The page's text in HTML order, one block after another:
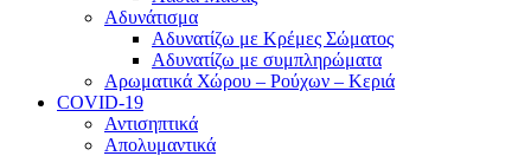
Αδυνάτισμα
Αδυνατίζω με Κρέμες Σώματος
Αδυνατίζω με συμπληρώματα
Αρωματικά Χώρου – Ρούχων – Κεριά
COVID-19
Αντισηπτικά
Απολυμαντικά